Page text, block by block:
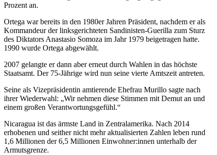
Prozent an.
Ortega war bereits in den 1980er Jahren Präsident, nachdem er als
Kommandeur der linksgerichteten Sandinisten-Guerilla zum Sturz
des Diktators Anastasio Somoza im Jahr 1979 beigetragen hatte.
1990 wurde Ortega abgewählt.
2007 gelangte er dann aber erneut durch Wahlen in das höchste
Staatsamt. Der 75-Jährige wird nun seine vierte Amtszeit antreten.
Seine als Vizepräsidentin amtierende Ehefrau Murillo sagte nach
ihrer Wiederwahl: „Wir nehmen diese Stimmen mit Demut an und
einem großen Verantwortungsgefühl.“
Nicaragua ist das ärmste Land in Zentralamerika. Nach 2014
erhobenen und seither nicht mehr aktualisierten Zahlen leben rund
1,6 Millionen der 6,5 Millionen Einwohner:innen unterhalb der
Armutsgrenze.